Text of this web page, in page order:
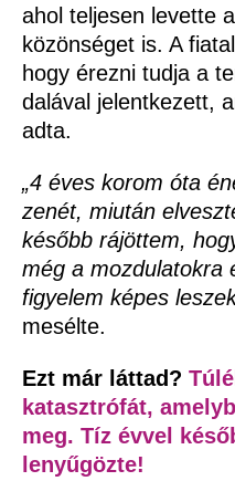
ahol teljesen levette
közönséget is. A
hogy érezni tudja a
dalával jelentkezett,
adta.
„4 éves korom óta
zenét, miután
később rájöttem,
még a mozdulatokra
figyelem képes
mesélte.
Ezt már láttad?
katasztrófát,
meg. Tíz évvel
lenyűgözte!